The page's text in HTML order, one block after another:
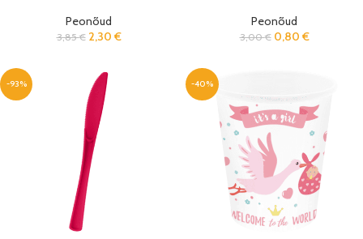
Peonõud
3,85€ 2,30 €
Peonõud
3,00€ 0,80 €
-93% -40%